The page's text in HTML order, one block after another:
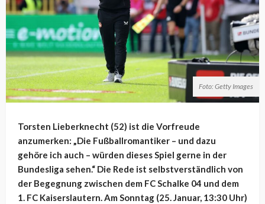
Foto: Getty Images
Torsten Lieberknecht (52) ist die Vorfreude
anzumerken: „Die Fußballromantiker – und dazu
gehöre ich auch – würden dieses Spiel gerne in der
Bundesliga sehen.“ Die Rede ist selbstverständlich von
der Begegnung zwischen dem FC Schalke 04 und dem
1. FC Kaiserslautern. Am Sonntag (25. Januar, 13:30 Uhr)